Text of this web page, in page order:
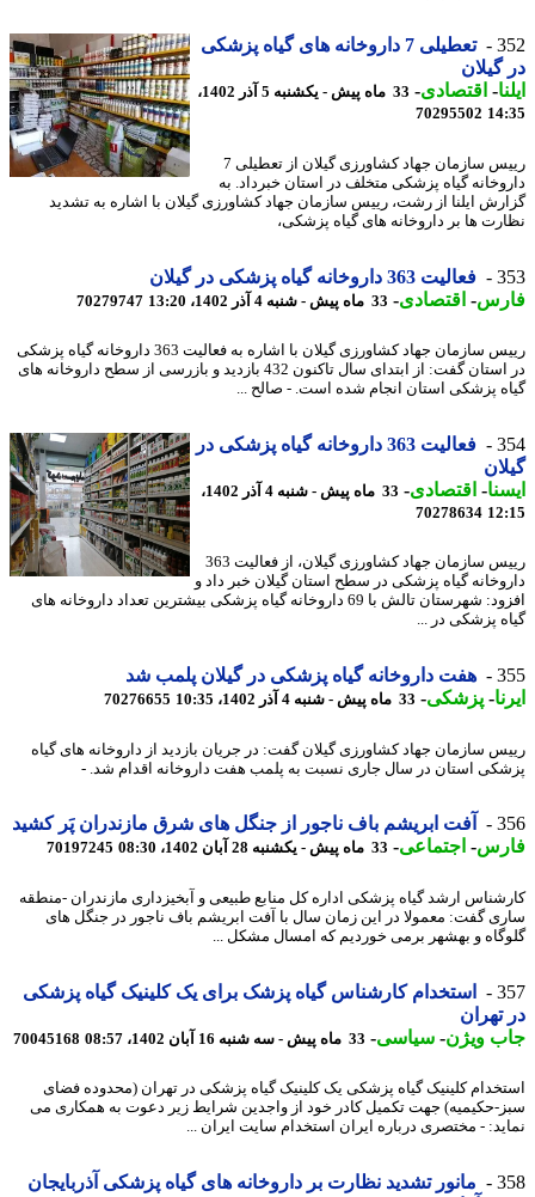
تعطیلی 7 داروخانه های گیاه پزشکی
-اقتصادی-
33 ماه پیش - یکشنبه 5 آذر 1402،
70295502
رییس سازمان جهاد کشاورزی گیلان از تعطیلی 7
گیاه پزشکی متخلف در استان خبرداد. به
ایلنا از رشت، رییس سازمان جهاد کشاورزی گیلان با اشاره به تشدید
ها بر داروخانه های گیاه پزشکی،
فعالیت 363 داروخانه گیاه پزشکی در گیلان
-اقتصادی-33 ماه پیش - شنبه 4 آذر 1402، 13:20 70279747
رییس سازمان جهاد کشاورزی گیلان با اشاره به فعالیت 363 داروخانه گیاه پزشکی
در استان گفت: از ابتدای سال تاکنون 432 بازدید و بازرسی از سطح داروخانه های
پزشکی استان انجام شده است. - صالح ...
فعالیت 363 داروخانه گیاه پزشکی در
-اقتصادی-
33 ماه پیش - شنبه 4 آذر 1402،
70278634
رییس سازمان جهاد کشاورزی گیلان، از فعالیت 363
گیاه پزشکی در سطح استان گیلان خبر داد و
افزود: شهرستان تالش با 69 داروخانه گیاه پزشکی بیشترین تعداد داروخانه ‎های
پزشکی در ...
هفت داروخانه گیاه پزشکی در گیلان پلمب شد
-پزشکی-33 ماه پیش - شنبه 4 آذر 1402، 10:35 70276655
سازمان جهاد کشاورزی گیلان گفت: در جریان بازدید از داروخانه های گیاه
استان در سال جاری نسبت به پلمب هفت داروخانه اقدام شد. -
آفت ابریشم باف ناجور از جنگل های شرق مازندران پَر کشید
-اجتماعی-33 ماه پیش - یکشنبه 28 آبان 1402، 08:30 70197245
ارشد گیاه پزشکی اداره کل منابع طبیعی و آبخیزداری مازندران -منطقه
گفت: معمولا در این زمان سال با آفت ابریشم باف ناجور در جنگل های
و بهشهر برمی خوردیم که امسال مشکل ...
استخدام کارشناس گیاه پزشک برای یک کلینیک گیاه پزشکی
ویژن-سیاسی-33 ماه پیش - سه شنبه 16 آبان 1402، 08:57 70045168
کلینیک گیاه پزشکی یک کلینیک گیاه پزشکی در تهران (محدوده فضای
حکیمیه) جهت تکمیل کادر خود از واجدین شرایط زیر دعوت به همکاری می
- مختصری درباره ایران استخدام سایت ایران ...
مانور تشدید نظارت بر داروخانه های گیاه پزشکی آذربایجان